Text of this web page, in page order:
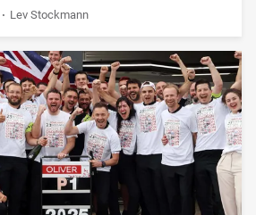
Lev Stockmann